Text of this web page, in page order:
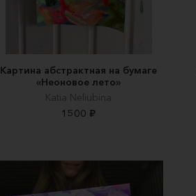
Картина абстрактная на бумаге
«Неоновое лето»
Katia Neliubina
1500 ₽